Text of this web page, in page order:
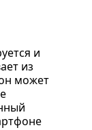
и
из
может